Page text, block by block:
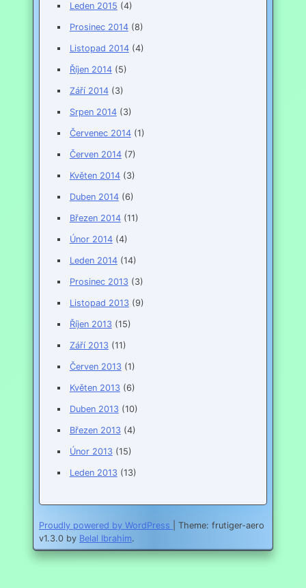
Leden 2015 (4)
Prosinec 2014(8)
Listopad 2014(4)
Říjen 2014(5)
Září 2014(3)
Srpen 2014(3)
Červenec 2014(1)
Červen 2014(7)
Květen 2014(3)
Duben 2014(6)
Březen 2014(11)
Únor 2014(4)
Leden 2014(14)
Prosinec 2013(3)
Listopad 2013(9)
Říjen 2013(15)
Září 2013(11)
Červen 2013(1)
Květen 2013(6)
Duben 2013(10)
Březen 2013(4)
Únor 2013(15)
Leden 2013(13)
Proudly powered by WordPress
Theme: frutiger-aero
v1.3.0 by Belal Ibrahim.